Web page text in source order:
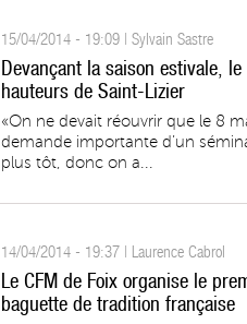
15/04/2014 - 19:09 | Sylvain Sastre
Devançant la saison estivale,
hauteurs de Saint-Lizier
«On ne devait réouvrir que le 8
demande importante d’un
plus tôt, donc on a...
14/04/2014 - 19:37 | Laurence Cabrol
Le CFM de Foix organise le
baguette de tradition française